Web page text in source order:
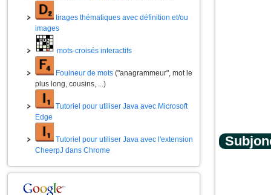
tirages thématiques avec définition et/ou
images
mots-croisés interactifs
Fouineur de mots ("anagrammeur", mot le
plus long, cousins, ...)
Tutoriel pour utiliser Java avec Microsoft
Edge
Tutoriel pour utiliser Java avec l'extension
CheerpJ dans Chrome